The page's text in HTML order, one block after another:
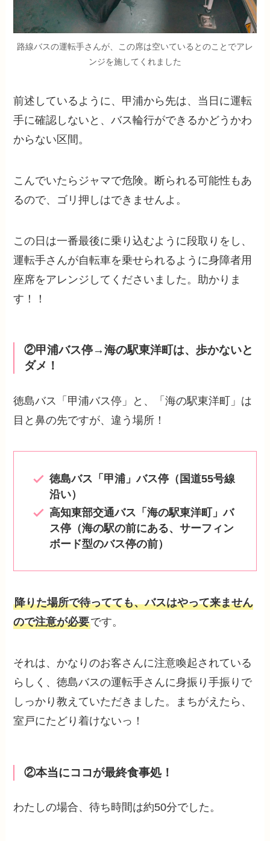
路線バスの運転手さんが、この席は空いているとのことでアレ
ンジを施してくれました
前述しているように、甲浦から先は、当日に運転
手に確認しないと、バス輪行ができるかどうかわ
からない区間。
こんでいたらジャマで危険。断られる可能性もあ
るので、ゴリ押しはできませんよ。
この日は一番最後に乗り込むように段取りをし、
運転手さんが自転車を乗せられるように身障者用
座席をアレンジしてくださいました。助かりま
す！！
②甲浦バス停→海の駅東洋町は、歩かないと
ダメ！
徳島バス「甲浦バス停」と、「海の駅東洋町」は
目と鼻の先ですが、違う場所！
徳島バス「甲浦」バス停（国道55号線
沿い）
高知東部交通バス「海の駅東洋町」バ
ス停（海の駅の前にある、サーフィン
ボード型のバス停の前）
降りた場所で待ってても、バスはやって来ません
ので注意が必要です。
それは、かなりのお客さんに注意喚起されている
らしく、徳島バスの運転手さんに身振り手振りで
しっかり教えていただきました。まちがえたら、
室戸にたどり着けないっ！
②本当にココが最終食事処！
わたしの場合、待ち時間は約50分でした。